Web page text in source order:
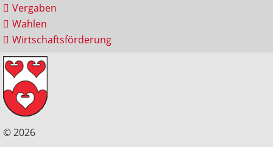
Vergaben
Wahlen
Wirtschaftsförderung
© 2026